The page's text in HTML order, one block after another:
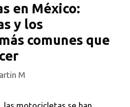
en México:
y los
comunes que
M